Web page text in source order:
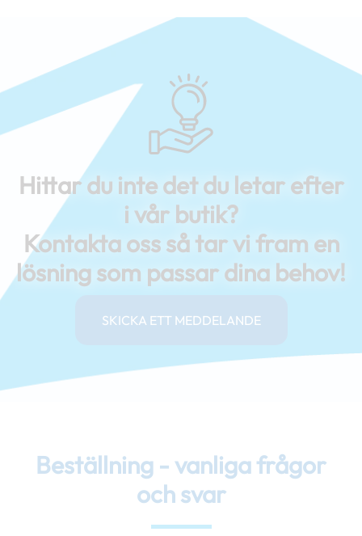
Hittar du inte det du letar efter
i vår butik?
Kontakta oss så tar vi fram en
lösning som passar dina behov!
SKICKA ETT MEDDELANDE
Beställning - vanliga frågor
och svar